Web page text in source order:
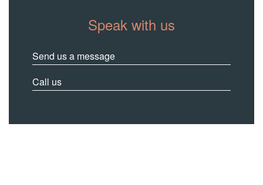
Speak with us
Send us a message
Call us